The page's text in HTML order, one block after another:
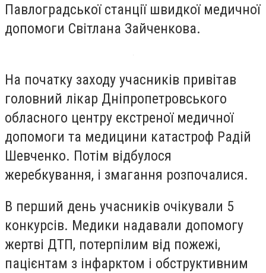
Павлоградської станції швидкої медичної
допомоги Світлана Зайченкова.
На початку заходу учасників привітав
головний лікар Дніпропетровського
обласного центру екстреної медичної
допомоги та медицини катастроф Радій
Шевченко. Потім відбулося
жеребкування, і змагання розпочалися.
В перший день учасників очікували 5
конкурсів. Медики надавали допомогу
жертві ДТП, потерпілим від пожежі,
пацієнтам з інфарктом і обструктивним